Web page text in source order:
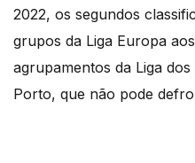
2022, os segundos
grupos da Liga Europa
agrupamentos da Liga
Porto, que não pode